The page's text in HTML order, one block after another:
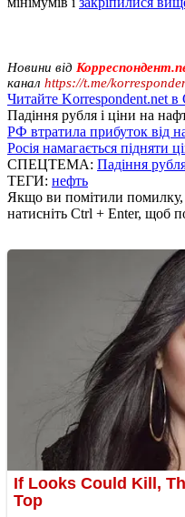
Новини від
канал https://t.me/
Читайте Korrespondent.net в
Падіння рубля і ціни на
РФ втратила прибуток від
Росія намагається підняти
СПЕЦТЕМА: Падіння
ТЕГИ: нефть
Якщо ви помітили помилку,
натисніть Ctrl + Enter, щоб